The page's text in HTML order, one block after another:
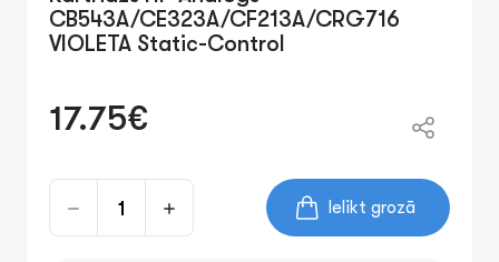
CB543A/CE323A/CF213A/CRG716
VIOLETA Static-Control
17.75€
Ielikt grozā